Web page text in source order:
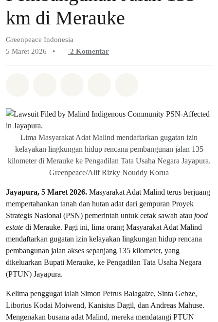
km di Merauke
Greenpeace Indonesia
5 Maret 2026
• 2 Komentar
Lima Masyarakat Adat Malind mendaftarkan gugatan izin
kelayakan lingkungan hidup rencana pembangunan jalan 135
kilometer di Merauke ke Pengadilan Tata Usaha Negara Jayapura.
Greenpeace/Alif Rizky Nouddy Korua
Jayapura, 5 Maret 2026. Masyarakat Adat Malind terus berjuang
mempertahankan tanah dan hutan adat dari gempuran Proyek
Strategis Nasional (PSN) pemerintah untuk cetak sawah atau food
estate di Merauke. Pagi ini, lima orang Masyarakat Adat Malind
mendaftarkan gugatan izin kelayakan lingkungan hidup rencana
pembangunan jalan akses sepanjang 135 kilometer, yang
dikeluarkan Bupati Merauke, ke Pengadilan Tata Usaha Negara
(PTUN) Jayapura.
Kelima penggugat ialah Simon Petrus Balagaize, Sinta Gebze,
Liborius Kodai Moiwend, Kanisius Dagil, dan Andreas Mahuse.
Mengenakan busana adat Malind, mereka mendatangi PTUN